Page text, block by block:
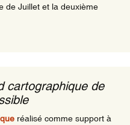
de Juillet et la deuxième
cartographique de
réalisé comme support à